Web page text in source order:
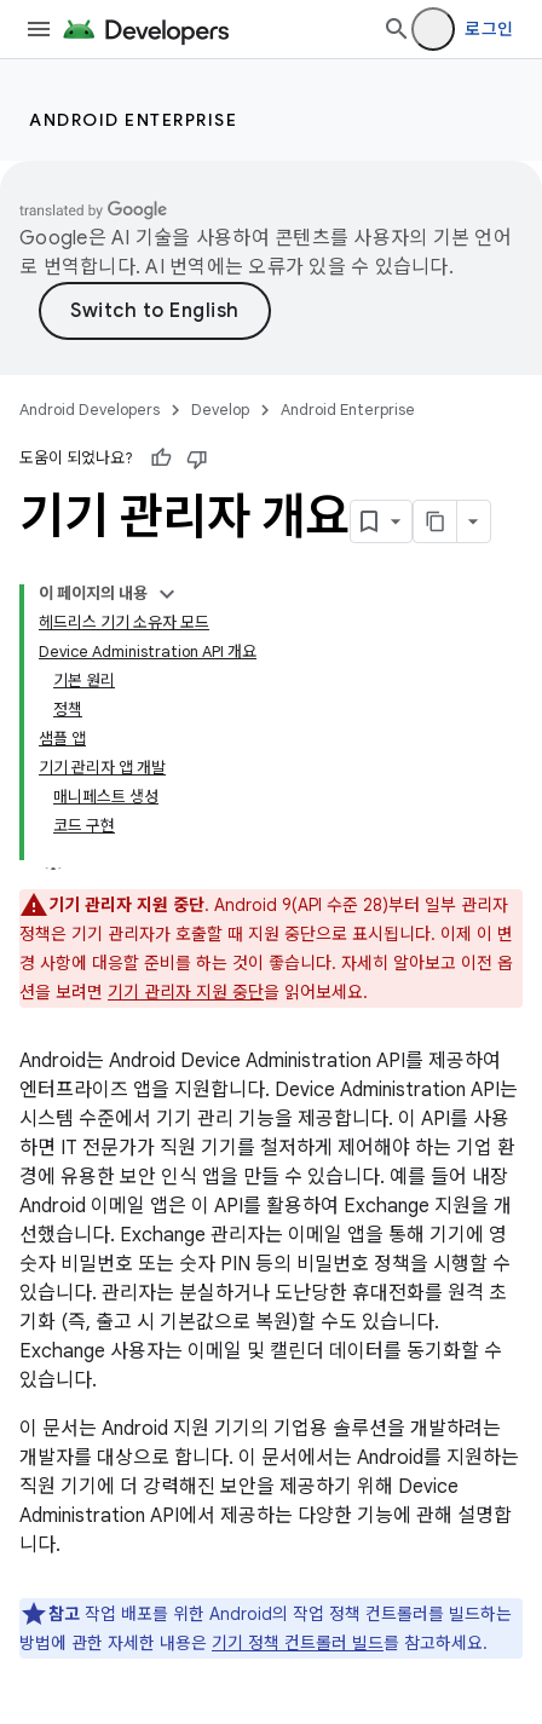
로그인
ANDROID ENTERPRISE
Google은 AI 기술을 사용하여 콘텐츠를 사용자의 기본 언어
로 번역합니다. AI 번역에는 오류가 있을 수 있습니다.
Android Developers Develop Android Enterprise
도움이 되었나요?
기기 관리자 개요
이 페이지의 내용
헤드리스 기기 소유자 모드
Device Administration API 개요
기본 원리
정책
샘플 앱
기기 관리자 앱 개발
매니페스트 생성
코드 구현
기기 관리자 지원 중단. Android 9(API 수준 28)부터 일부 관리자
정책은 기기 관리자가 호출할 때 지원 중단으로 표시됩니다. 이제 이 변
경 사항에 대응할 준비를 하는 것이 좋습니다. 자세히 알아보고 이전 옵
션을 보려면 기기 관리자 지원 중단을 읽어보세요.
Android는 Android Device Administration API를 제공하여
엔터프라이즈 앱을 지원합니다. Device Administration API는
시스템 수준에서 기기 관리 기능을 제공합니다. 이 API를 사용
하면 IT 전문가가 직원 기기를 철저하게 제어해야 하는 기업 환
경에 유용한 보안 인식 앱을 만들 수 있습니다. 예를 들어 내장
Android 이메일 앱은 이 API를 활용하여 Exchange 지원을 개
선했습니다. Exchange 관리자는 이메일 앱을 통해 기기에 영
숫자 비밀번호 또는 숫자 PIN 등의 비밀번호 정책을 시행할 수
있습니다. 관리자는 분실하거나 도난당한 휴대전화를 원격 초
기화 (즉, 출고 시 기본값으로 복원)할 수도 있습니다.
Exchange 사용자는 이메일 및 캘린더 데이터를 동기화할 수
있습니다.
이 문서는 Android 지원 기기의 기업용 솔루션을 개발하려는
개발자를 대상으로 합니다. 이 문서에서는 Android를 지원하는
직원 기기에 더 강력해진 보안을 제공하기 위해 Device
Administration API에서 제공하는 다양한 기능에 관해 설명합
니다.
참고 작업 배포를 위한 Android의 작업 정책 컨트롤러를 빌드하는
방법에 관한 자세한 내용은 기기 정책 컨트롤러 빌드를 참고하세요.